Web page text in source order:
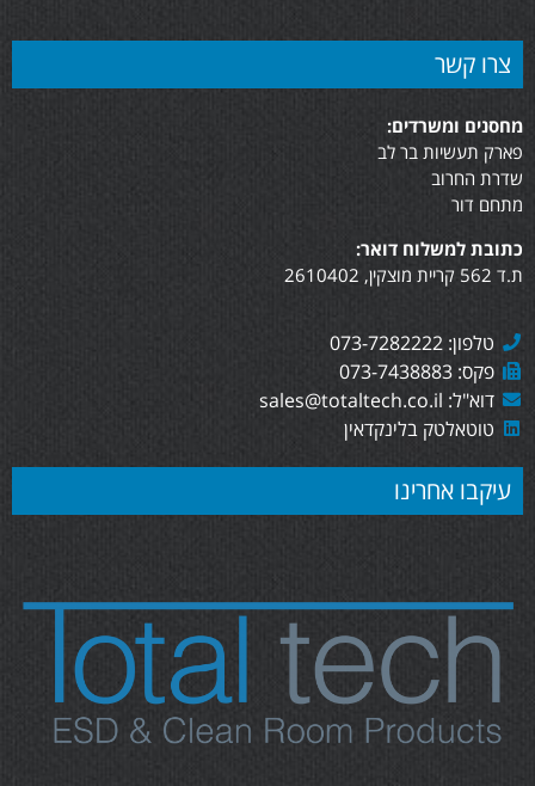
צרו קשר
מחסנים ומשרדים:
פארק תעשיות בר לב
שדרת החרוב
מתחם דור
כתובת למשלוח דואר:
ת.ד 562 קריית מוצקין, 2610402
טלפון: 073-7282222
פקס: 073-7438883
דוא"ל: sales@totaltech.co.il
טוטאלטק בלינקדאין
עיקבו אחרינו